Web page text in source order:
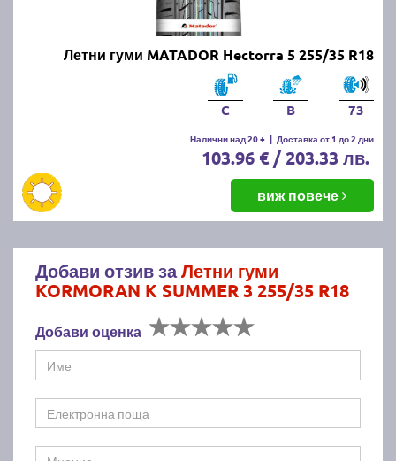
Летни гуми MATADOR Hectorra 5 255/35 R18
C B 73
Налични над 20 + | Доставка от 1 до 2 дни
103.96 € / 203.33 лв.
виж повече
Добави отзив заЛетни гуми
KORMORAN K SUMMER 3 255/35 R18
Добави оценка